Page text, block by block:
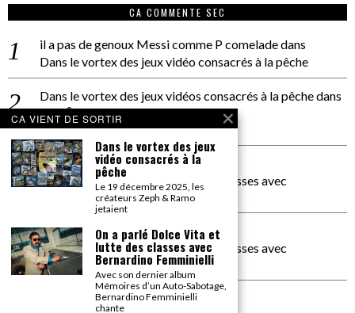
CA COMMENTE SEC
il a pas de genoux Messi comme P comeladedans
Dans le vortex des jeux vidéo consacrés à la pêche
Dans le vortex des jeux vidéos consacrés à la pêchedans
PACÔME THIELLEMENT
La séance d’Hip Gnose
La Patrie
dans
On a parlé Dolce Vita et lutte des classes avec
Bernardino Femminielli
carte noire negra à l'o tiededans
On a parlé Dolce Vita et lutte des classes avec
Bernardino Femminielli
moise et son mascarédans
CA VIENT DE SORTIR
Dans le vortex des jeux
vidéo consacrés à la
pêche
Le 19 décembre 2025, les
créateurs Zeph & Ramo
jetaient
On a parlé Dolce Vita et
lutte des classes avec
Bernardino Femminielli
Avec son dernier album
Mémoires d’un Auto-Sabotage,
Bernardino Femminielli
chante